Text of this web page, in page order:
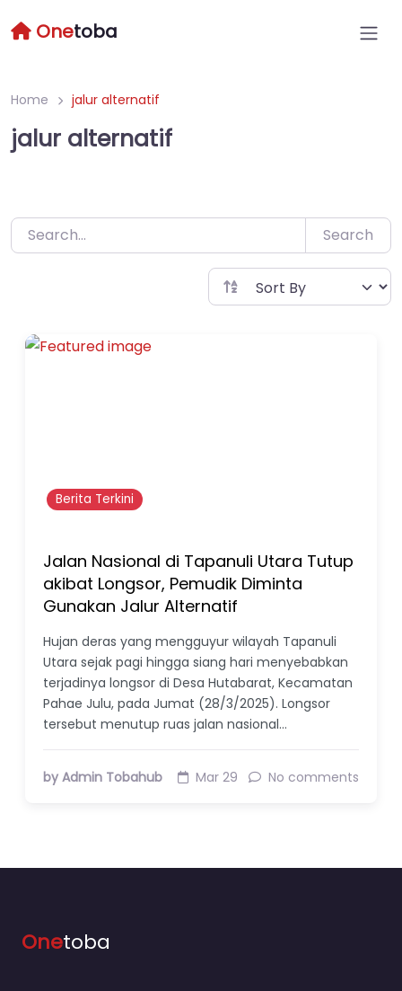
to
Onetoba
Home jalur alternatif
jalur alternatif
Search
Berita Terkini
Jalan Nasional di Tapanuli Utara Tutup
akibat Longsor, Pemudik Diminta
Gunakan Jalur Alternatif
Hujan deras yang mengguyur wilayah Tapanuli
Utara sejak pagi hingga siang hari menyebabkan
terjadinya longsor di Desa Hutabarat, Kecamatan
Pahae Julu, pada Jumat (28/3/2025). Longsor
tersebut menutup ruas jalan nasional…
by Admin Tobahub Mar 29 No comments
Onetoba